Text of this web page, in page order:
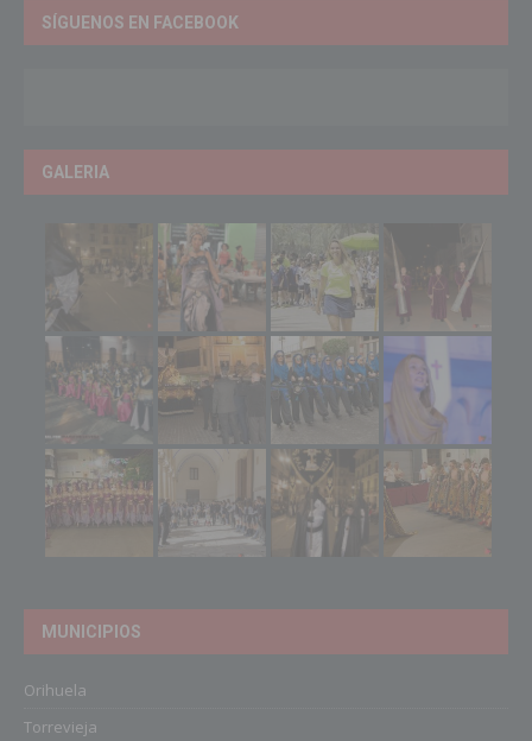
SÍGUENOS EN FACEBOOK
GALERIA
MUNICIPIOS
Orihuela
Torrevieja